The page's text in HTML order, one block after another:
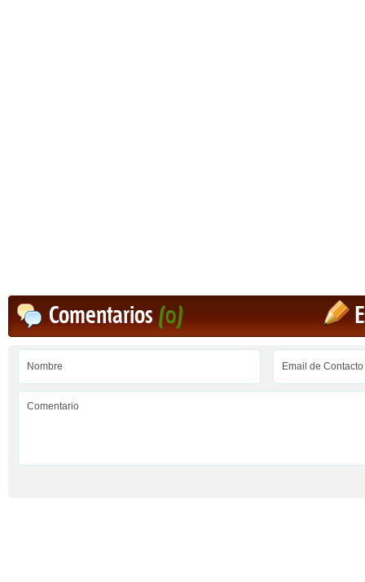
Comentarios(0)